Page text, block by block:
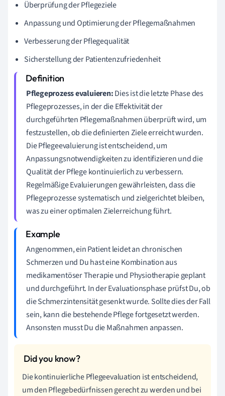
Überprüfung der Pflegeziele
Anpassung und Optimierung der Pflegemaßnahmen
Verbesserung der Pflegequalität
Sicherstellung der Patientenzufriedenheit
Pflegeprozess evaluieren:Dies ist die letzte Phase des
Pflegeprozesses, in der die Effektivität der
durchgeführten Pflegemaßnahmen überprüft wird, um
festzustellen, ob die definierten Ziele erreicht wurden.
Die Pflegeevaluierung ist entscheidend, um
Anpassungsnotwendigkeiten zu identifizieren und die
Qualität der Pflege kontinuierlich zu verbessern.
Regelmäßige Evaluierungen gewährleisten, dass die
Pflegeprozesse systematisch und zielgerichtet bleiben,
was zu einer optimalen Zielerreichung führt.
Angenommen, ein Patient leidet an chronischen
Schmerzen und Du hast eine Kombination aus
medikamentöser Therapie und Physiotherapie geplant
und durchgeführt. In der Evaluationsphase prüfst Du, ob
die Schmerzintensität gesenkt wurde. Sollte dies der Fall
sein, kann die bestehende Pflege fortgesetzt werden.
Ansonsten musst Du die Maßnahmen anpassen.
Die kontinuierliche Pflegeevaluation ist entscheidend,
um den Pflegebedürfnissen gerecht zu werden und bei